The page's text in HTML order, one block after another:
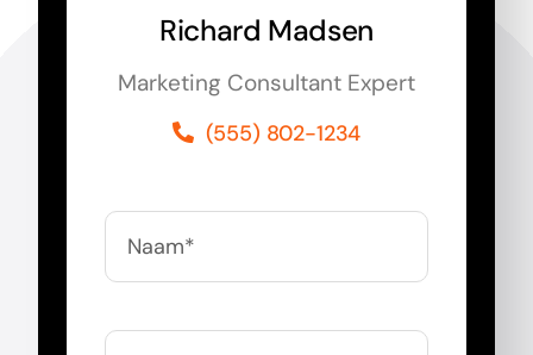
Richard Madsen
Marketing Consultant Expert
(555) 802-1234